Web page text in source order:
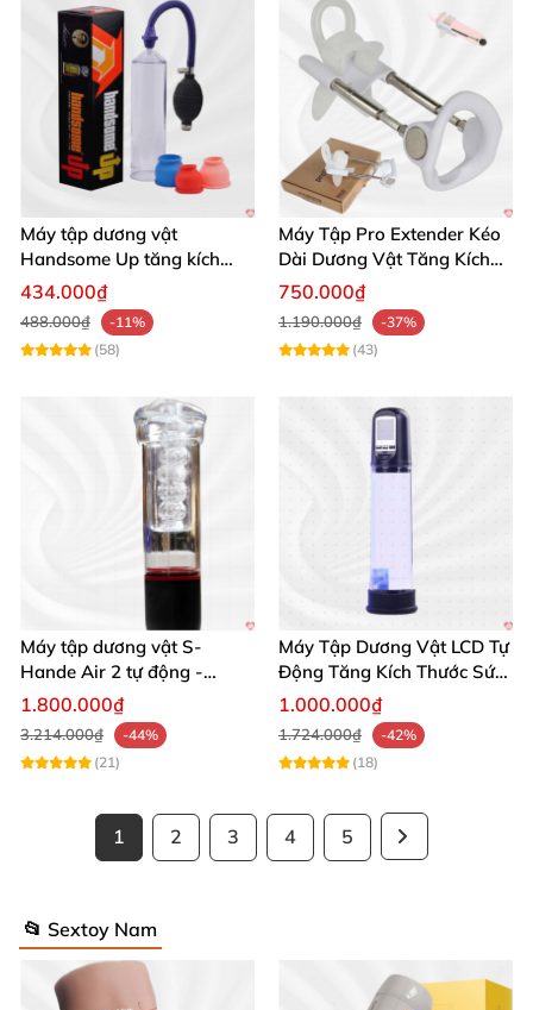
Máy tập dương vật
Handsome Up tăng kích
thước hiệu quả nhanh
434.000₫
488.000₫
-11%
(58)
Máy Tập Pro Extender Kéo
Dài Dương Vật Tăng Kích
Thước Hiệu Quả
750.000₫
1.190.000₫
-37%
(43)
Máy tập dương vật S-
Hande Air 2 tự động -
Rung, Hút, Tăng kích thước
1.800.000₫
3.214.000₫
-44%
(21)
Máy Tập Dương Vật LCD Tự
Động Tăng Kích Thước Sức
Bền
1.000.000₫
1.724.000₫
-42%
(18)
1 2 3 4 5
📂 Sextoy Nam